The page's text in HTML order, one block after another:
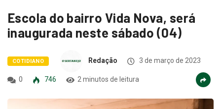
Escola do bairro Vida Nova, será
inaugurada neste sábado (04)
COTIDIANO Redação 3 de março de 2023
0 746 2 minutos de leitura